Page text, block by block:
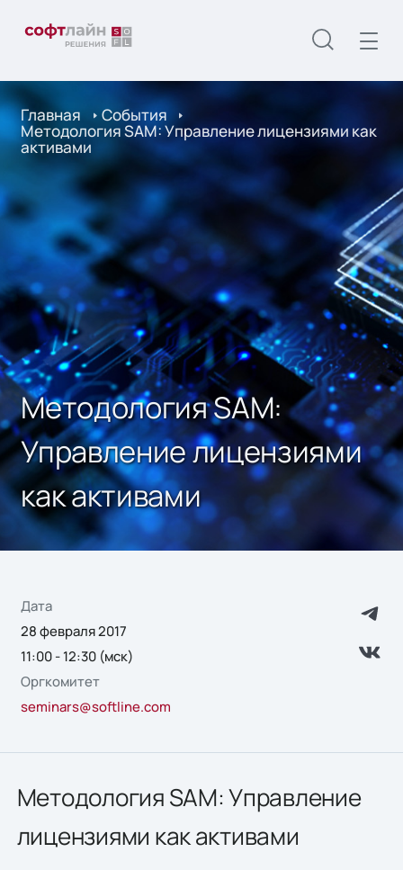
Главная События
Методология SAM: Управление лицензиями как
активами
Методология SAM:
Управление лицензиями
как активами
Дата
28 февраля 2017
11:00 - 12:30 (мск)
Оргкомитет
seminars@softline.com
Методология SAM: Управление
лицензиями как активами